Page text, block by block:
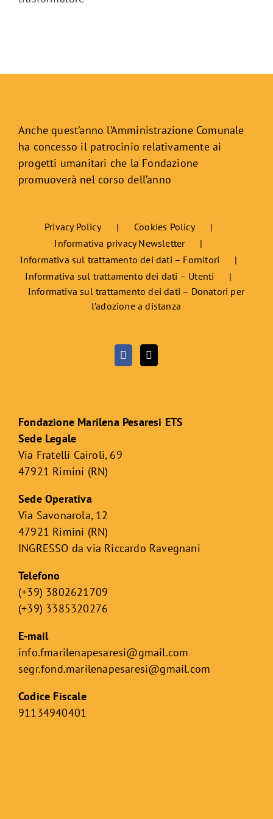
Anche quest’anno l’Amministrazione Comunale
ha concesso il patrocinio relativamente ai
progetti umanitari che la Fondazione
promuoverà nel corso dell’anno
Privacy Policy
Cookies Policy
Informativa privacy Newsletter
Informativa sul trattamento dei dati – Fornitori
Informativa sul trattamento dei dati – Utenti
Informativa sul trattamento dei dati – Donatori per
l’adozione a distanza
Fondazione Marilena Pesaresi ETS
Sede Legale
Via Fratelli Cairoli, 69
47921 Rimini (RN)
Sede Operativa
Via Savonarola, 12
47921 Rimini (RN)
INGRESSO da via Riccardo Ravegnani
Telefono
(+39) 3802621709
(+39) 3385320276
E-mail
info.fmarilenapesaresi@gmail.com
segr.fond.marilenapesaresi@gmail.com
Codice Fiscale
91134940401